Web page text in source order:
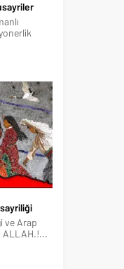
ve Arap
ALLAH.!...